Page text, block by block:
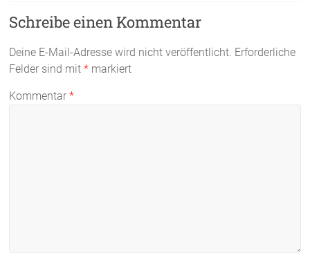
Schreibe einen Kommentar
Deine E-Mail-Adresse wird nicht veröffentlicht. Erforderliche
Felder sind mit* markiert
Kommentar*